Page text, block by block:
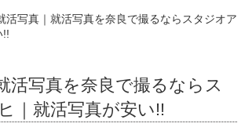
活写真｜就活写真を奈良で撮るならスタジオア
!!
活写真を奈良で撮るならス
｜就活写真が安い!!